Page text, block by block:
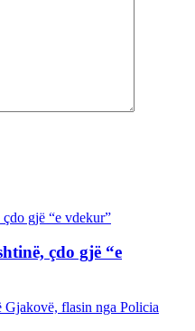
çdo gjë “e